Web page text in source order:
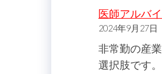
医師アルバ
2024年9月27日
非常勤の産
選択肢です